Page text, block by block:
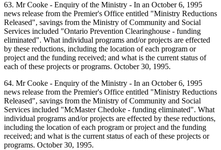
63. Mr Cooke - Enquiry of the Ministry - In an October 6, 1995
news release from the Premier's Office entitled "Ministry Reductions
Released", savings from the Ministry of Community and Social
Services included "Ontario Prevention Clearinghouse - funding
eliminated". What individual programs and/or projects are effected
by these reductions, including the location of each program or
project and the funding received; and what is the current status of
each of these projects or programs. October 30, 1995.
64. Mr Cooke - Enquiry of the Ministry - In an October 6, 1995
news release from the Premier's Office entitled "Ministry Reductions
Released", savings from the Ministry of Community and Social
Services included "McMaster Chedoke - funding eliminated". What
individual programs and/or projects are effected by these reductions,
including the location of each program or project and the funding
received; and what is the current status of each of these projects or
programs. October 30, 1995.